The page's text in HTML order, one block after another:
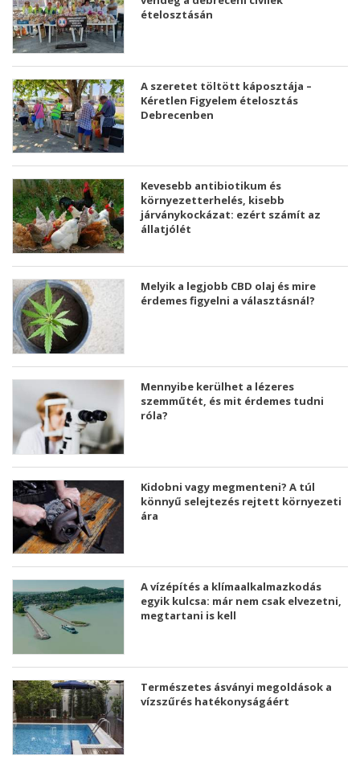
ételosztásán
A szeretet töltött káposztája –
Kéretlen Figyelem ételosztás
Debrecenben
Kevesebb antibiotikum és
környezetterhelés, kisebb
járványkockázat: ezért számít az
állatjólét
Melyik a legjobb CBD olaj és mire
érdemes figyelni a választásnál?
Mennyibe kerülhet a lézeres
szemműtét, és mit érdemes tudni
róla?
Kidobni vagy megmenteni? A túl
könnyű selejtezés rejtett környezeti
ára
A vízépítés a klímaalkalmazkodás
egyik kulcsa: már nem csak elvezetni,
megtartani is kell
Természetes ásványi megoldások a
vízszűrés hatékonyságáért